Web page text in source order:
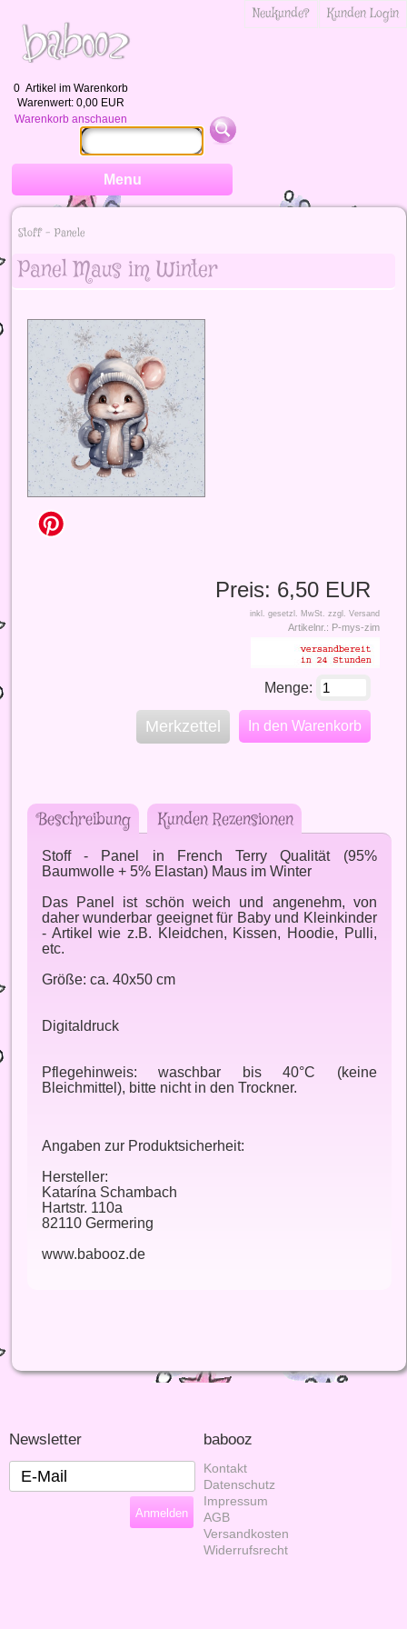
0 Artikel im Warenkorb
Warenwert: 0,00 EUR
Warenkorb anschauen
Kunden Login
Neukunde?
Menu
Stoff - Panele
Panel Maus im Winter
Preis: 6,50 EUR
inkl. gesetzl. MwSt. zzgl. Versand
Artikelnr.: P-mys-zim
Menge:
In den Warenkorb
Merkzettel
Beschreibung Kunden Rezensionen
Stoff - Panel in French Terry Qualität (95%
Baumwolle + 5% Elastan) Maus im Winter
Das Panel ist schön weich und angenehm, von
daher wunderbar geeignet für Baby und Kleinkinder
- Artikel wie z.B. Kleidchen, Kissen, Hoodie, Pulli,
etc.
Größe: ca. 40x50 cm
Digitaldruck
Pflegehinweis: waschbar bis 40°C (keine
Bleichmittel), bitte nicht in den Trockner.
Angaben zur Produktsicherheit:
Hersteller:
Katarína Schambach
Hartstr. 110a
82110 Germering
www.babooz.de
Newsletter babooz
Kontakt
Datenschutz
Impressum
AGB
Versandkosten
Widerrufsrecht